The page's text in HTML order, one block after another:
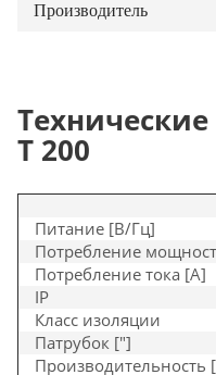
Производитель
T 200
Питание [В/Гц]
Потребление
Потребление тока [A]
IP
Класс изоляции
Патрубок ["]
Производительность